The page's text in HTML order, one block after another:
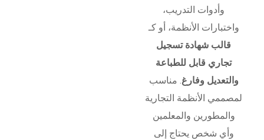
وأدوات التدريب،
واختبارات الأنظمة، أو كـ
قالب شهادة تسجيل
تجاري قابل للطباعة
والتعديل وفارغ. مناسب
لمصممي الأنظمة التجارية
والمطورين والمعلمين
وأي شخص يحتاج إلى